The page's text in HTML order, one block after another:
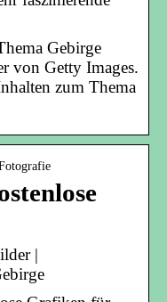
Gebirge
von Getty Images.
zum Thema
|